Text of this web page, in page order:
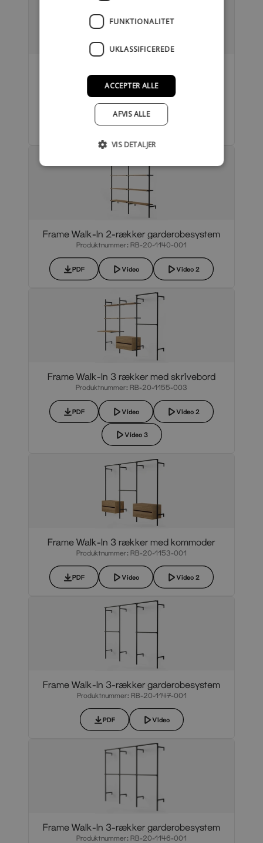
Produktnummer: RB-20-1145-005
Video
Video 3
Frame Walk-In 2-rækker garderobesystem
Produktnummer: RB-20-1140-001
PDF Video Video 2
Frame Walk-In 3 rækker med skrivebord
Produktnummer: RB-20-1155-003
PDF Video Video 2
Video 3
Frame Walk-In 3 rækker med kommoder
Produktnummer: RB-20-1153-001
PDF Video Video 2
Frame Walk-In 3-rækker garderobesystem
Produktnummer: RB-20-1147-001
PDF Video
Frame Walk-In 3-rækker garderobesystem
Produktnummer: RB-20-1146-001
FUNKTIONALITET
UKLASSIFICEREDE
ACCEPTER ALLE
AFVIS ALLE
VIS DETALJER